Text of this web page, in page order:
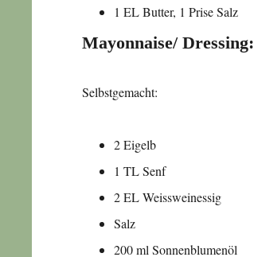
1 EL Butter, 1 Prise Salz
Mayonnaise/ Dressing:
Selbstgemacht:
2 Eigelb
1 TL Senf
2 EL Weissweinessig
Salz
200 ml Sonnenblumenöl